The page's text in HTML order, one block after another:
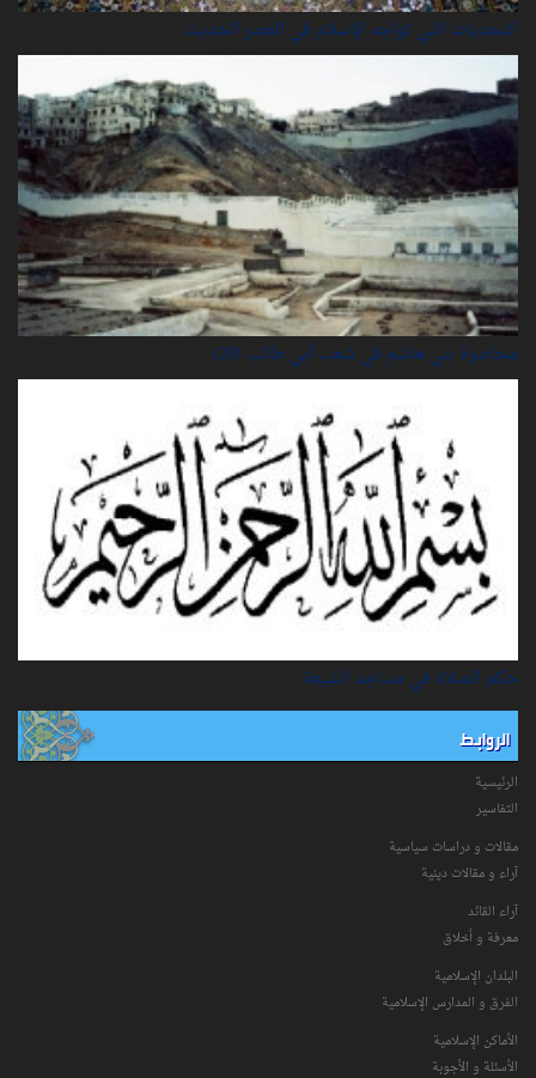
التحديات التي تواجه الإسلام في العصر الحديث
محاصرة بني هاشم في شعب أبي طالب (20)
حكم الصلاة في مساجد الشيعة
الروابط
الرئيسية
التفاسیر
مقالات و دراسات سياسية
آراء و مقالات دينية
آراء القائد
معرفة و أخلاق
البلدان الإسلامية
الفرق و المدارس الإسلامية
الأماكن الإسلامية
الأسئلة و الأجوبة